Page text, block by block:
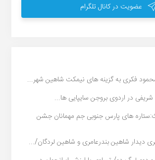
عضویت در کانال تلگرام
فکری به گزینه های نیمکت شاهین شهر...
در اردوی بروجن سایپایی ها...
های پارس جنوبی جم مهمانان جشن
دیدار شاهین بندرعامری و شاهین لردگان/...